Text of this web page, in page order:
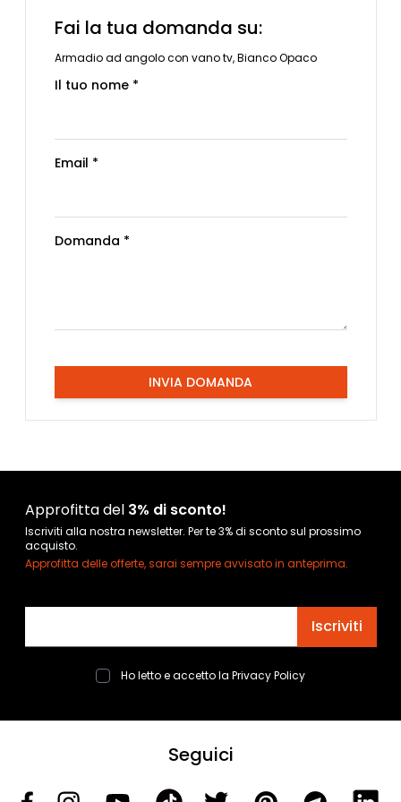
Fai la tua domanda su:
Armadio ad angolo con vano tv, Bianco Opaco
Il tuo nome *
Email *
Domanda *
INVIA DOMANDA
Approfitta del 3% di sconto!
Iscriviti alla nostra newsletter. Per te 3% di sconto sul prossimo
acquisto.
Approfitta delle offerte, sarai sempre avvisato in anteprima.
Iscriviti
Ho letto e accetto la Privacy Policy
Seguici